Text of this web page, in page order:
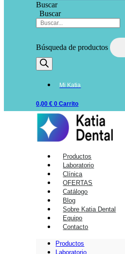
Buscar
Buscar
Búsqueda de productos
Mi Katia
0,00€ 0 Carrito
Productos
Laboratorio
Clínica
OFERTAS
Catálogo
Blog
Sobre Katia Dental
Equipo
Contacto
Productos
Laboratorio